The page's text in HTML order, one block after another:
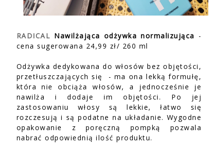
RADICAL Nawilżająca odżywka normalizująca -
cena sugerowana 24,99 zł/ 260 ml
Odżywka dedykowana do włosów bez objętości,
przetłuszczających się - ma ona lekką formułę,
która nie obciąża włosów, a jednocześnie je
nawilża i dodaje im objętości. Po jej
zastosowaniu włosy są lekkie, łatwo się
rozczesują i są podatne na układanie. Wygodne
opakowanie z poręczną pompką pozwala
nabrać odpowiednią ilość produktu.